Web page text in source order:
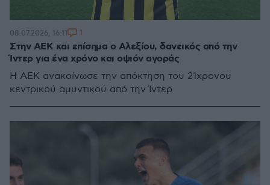
Στην ΑΕΚ και επίσημα ο Αλεξίου, δανεικός από την
Ίντερ για ένα χρόνο και οψιόν αγοράς
Η ΑΕΚ ανακοίνωσε την απόκτηση του 21χρονου
κεντρικού αμυντικού από την Ίντερ
08.07.2026, 16:11 1